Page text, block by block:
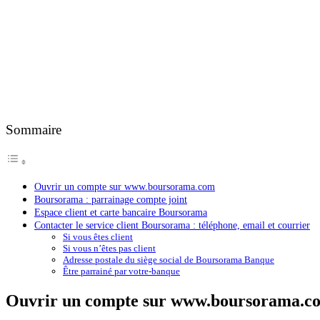
Sommaire
Ouvrir un compte sur www.boursorama.com
Boursorama : parrainage compte joint
Espace client et carte bancaire Boursorama
Contacter le service client Boursorama : téléphone, email et courrier
Si vous êtes client
Si vous n’êtes pas client
Adresse postale du siège social de Boursorama Banque
Être parrainé par votre-banque
Ouvrir un compte sur